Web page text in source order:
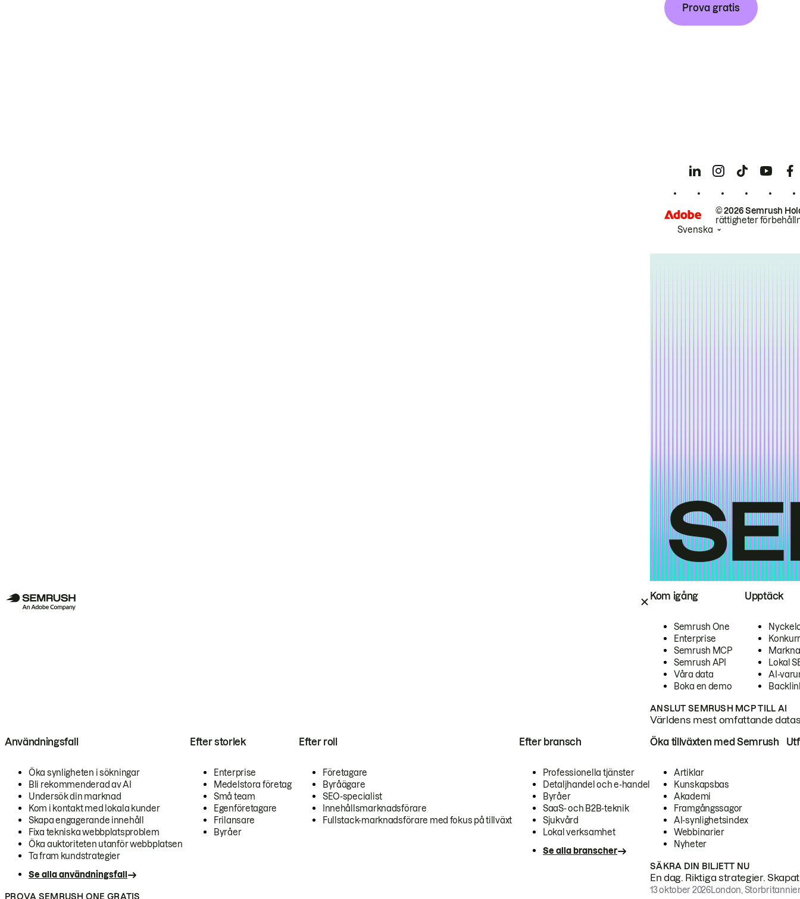
Kom igång
Semrush One
Enterprise
Semrush MCP
Semrush API
Våra data
Boka en demo
Upptäck
Lokal
AI-
ANSLUT SEMRUSH MCP TILL AI
Världens mest omfattande
Användningsfall
Öka synligheten i sökningar
Bli rekommenderad av AI
Undersök din marknad
Kom i kontakt med lokala kunder
Skapa engagerande innehåll
Fixa tekniska webbplatsproblem
Öka auktoriteten utanför webbplatsen
Ta fram kundstrategier
Se alla användningsfall
Efter storlek
Enterprise
Medelstora företag
Små team
Egenföretagare
Frilansare
Byråer
Efter roll
Företagare
Byråägare
SEO-specialist
Innehållsmarknadsförare
Fullstack-marknadsförare med fokus på tillväxt
Efter bransch
Professionella tjänster
Detaljhandel och e-handel
Byråer
SaaS- och B2B-teknik
Sjukvård
Lokal verksamhet
Se alla branscher
PROVA SEMRUSH ONE GRATIS
Öka tillväxten med Semrush
Artiklar
Kunskapsbas
Akademi
Framgångssagor
AI-synlighetsindex
Webbinarier
Nyheter
SÄKRA DIN BILJETT NU
En dag. Riktiga strategier.
13 oktober 2026London,
Prova gratis
© 2026 Semrush
rättigheter
Svenska